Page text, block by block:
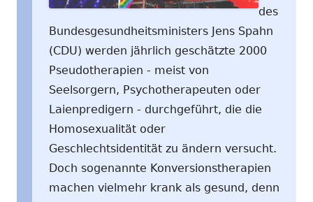
des
Bundesgesundheitsministers Jens Spahn
(CDU) werden jährlich geschätzte 2000
Pseudotherapien - meist von
Seelsorgern, Psychotherapeuten oder
Laienpredigern - durchgeführt, die die
Homosexualität oder
Geschlechtsidentität zu ändern versucht.
Doch sogenannte Konversionstherapien
machen vielmehr krank als gesund, denn